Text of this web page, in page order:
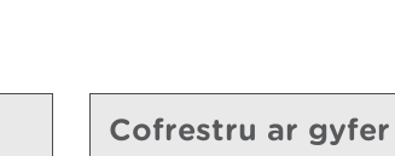
Cofrestru ar